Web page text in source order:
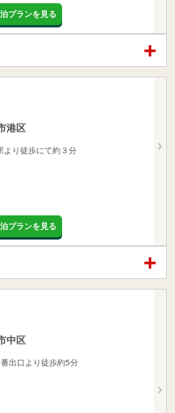
プランを見る
港区
り徒歩にて約３分
プランを見る
中区
出口より徒歩約5分